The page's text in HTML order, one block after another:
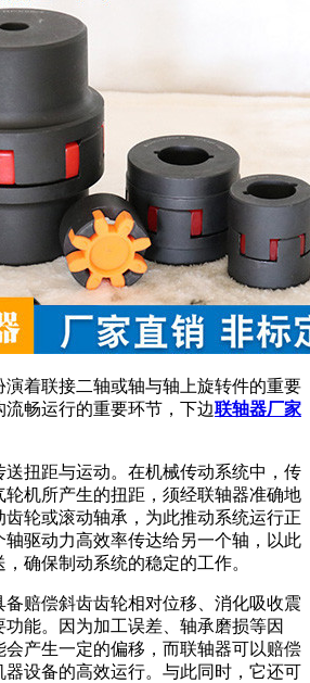
着联接二轴或轴与轴上旋转件的重要
畅运行的重要环节，下边联轴器厂家
扭距与运动。在机械传动系统中，传
机所产生的扭距，须经联轴器准确地
轮或滚动轴承，为此推动系统运行正
驱动力高效率传达给另一个轴，以此
确保制动系统的稳定的工作。
备赔偿斜齿齿轮相对位移、消化吸收震
能。因为加工误差、轴承磨损等因
产生一定的偏移，而联轴器可以赔偿
设备的高效运行。与此同时，它还可